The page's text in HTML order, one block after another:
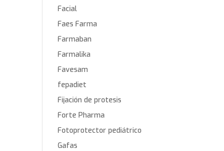
Facial
Faes Farma
Farmaban
Farmalika
Favesam
fepadiet
Fijación de protesis
Forte Pharma
Fotoprotector pediátrico
Gafas